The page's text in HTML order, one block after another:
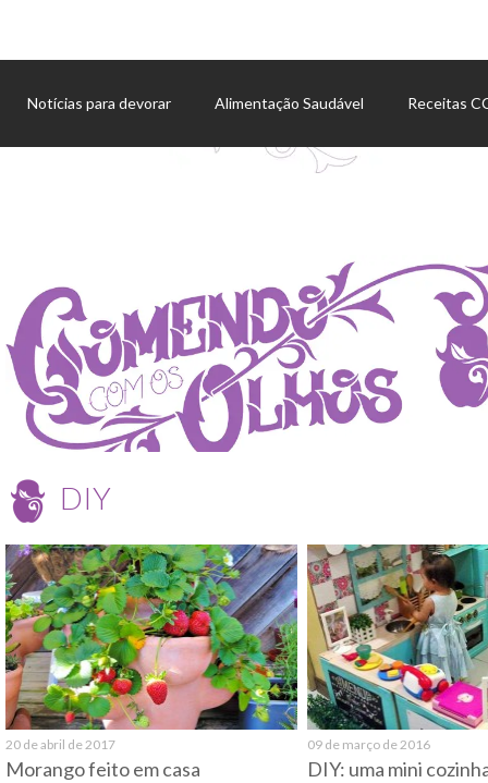
Notícias para devorar Alimentação Saudável Receitas
DIY
20 de abril de 2017
Morango feito em casa
09 de março de 2016
DIY: uma mini